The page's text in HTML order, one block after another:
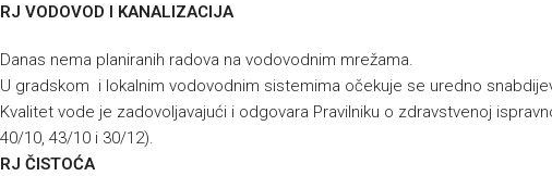
RJ VODOVOD I KANALIZACIJA
Danas nema planiranih radova na vodovodnim mrežama.
U gradskom i lokalnim vodovodnim sistemima očekuje se uredno
Kvalitet vode je zadovoljavajući i odgovara Pravilniku o zdravstvenoj
40/10, 43/10 i 30/12).
RJ ČISTOĆA